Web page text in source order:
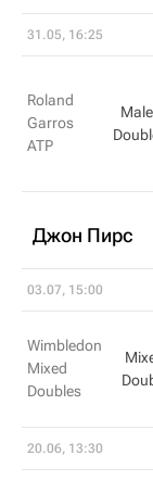
31.05, 16:25
Roland
Garros
ATP
Male
Джон Пирс
03.07, 15:00
Wimbledon
Mixed
Doubles
20.06, 13:30